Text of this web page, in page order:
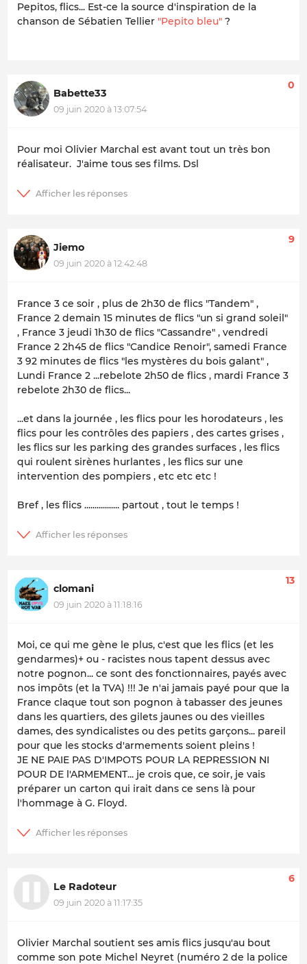
Pepitos, flics... Est-ce la source d'inspiration de la
chanson de Sébatien Tellier "Pepito bleu" ?
Babette33
09 juin 2020 à 13:07:54
0
Pour moi Olivier Marchal est avant tout un très bon
réalisateur. J'aime tous ses films. Dsl
Jiemo
09 juin 2020 à 12:42:48
9
France 3 ce soir , plus de 2h30 de flics "Tandem" ,
France 2 demain 15 minutes de flics "un si grand soleil"
, France 3 jeudi 1h30 de flics "Cassandre" , vendredi
France 2 2h45 de flics "Candice Renoir", samedi France
3 92 minutes de flics "les mystères du bois galant" ,
Lundi France 2 ...rebelote 2h50 de flics , mardi France 3
rebelote 2h30 de flics...
...et dans la journée , les flics pour les horodateurs , les
flics pour les contrôles des papiers , des cartes grises ,
les flics sur les parking des grandes surfaces , les flics
qui roulent sirènes hurlantes , les flics sur une
intervention des pompiers , etc etc etc !
Bref , les flics ................. partout , tout le temps !
clomani
09 juin 2020 à 11:18:16
13
Moi, ce qui me gène le plus, c'est que les flics (et les
gendarmes)+ ou - racistes nous tapent dessus avec
notre pognon... ce sont des fonctionnaires, payés avec
nos impôts (et la TVA) !!! Je n'ai jamais payé pour que la
France claque tout son pognon à tabasser des jeunes
dans les quartiers, des gilets jaunes ou des vieilles
dames, des syndicalistes ou des petits garçons... pareil
pour que les stocks d'armements soient pleins !
JE NE PAIE PAS D'IMPOTS POUR LA REPRESSION NI
POUR DE l'ARMEMENT... je crois que, ce soir, je vais
préparer un carton qui irait dans ce sens là pour
l'hommage à G. Floyd.
Le Radoteur
09 juin 2020 à 11:17:35
6
Olivier Marchal soutient ses amis flics jusqu'au bout
comme son pote Michel Neyret (numéro 2 de la police